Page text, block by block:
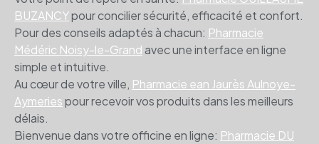
BUZANCYpour concilier sécurité, efficacité et confort.
Pour des conseils adaptés à chacun: Pharmacie
Médéric Noisy-le-Grandavec une interface en ligne
simple et intuitive.
Au cœur de votre ville, Pharmacie ean Jaurès Aulnoye-
Aymeriespour recevoir vos produits dans les meilleurs
délais.
Bienvenue dans votre officine en ligne: Pharmacie DU